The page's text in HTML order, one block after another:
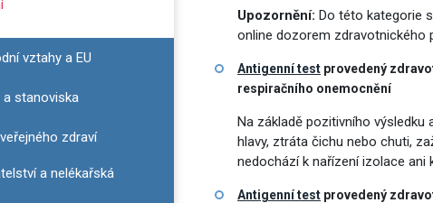
pro Mezinárodní vztahy a EU
vztahy a EU
pro Metodiky a stanoviska
stanoviska
pro Ochrana veřejného zdraví
zdraví
pro Ošetřovatelství a nelékařská povolání
a nelékařská
Upozornění: Do této kategorie
online dozorem zdravotnického
Antigenní test provedený
respiračního onemocnění
Na základě pozitivního
hlavy, ztráta čichu nebo chuti,
nedochází k nařízení izolace ani
Antigenní test provedený